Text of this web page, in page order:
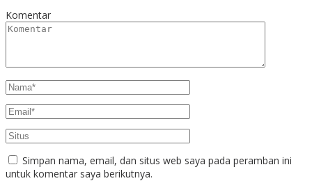
Komentar
Simpan nama, email, dan situs web saya pada peramban ini
untuk komentar saya berikutnya.